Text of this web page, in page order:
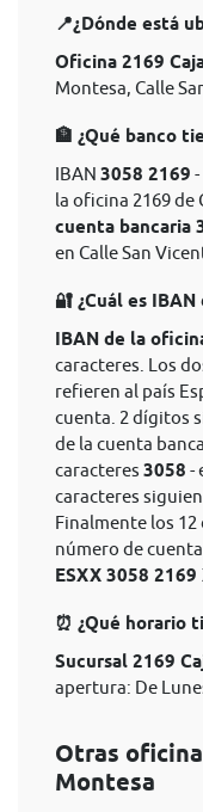
📍¿Dónde está
Oficina 2169
Montesa, Calle
🏦 ¿Qué banco
IBAN 3058 2169
la oficina 2169 de
cuenta bancaria
en Calle San
🔐 ¿Cuál es
IBAN de la
caracteres. Los
refieren al país
cuenta. 2 dígitos
de la cuenta
caracteres 3058 -
caracteres
Finalmente los
número de
ESXX 3058
⏰ ¿Qué horario
Sucursal 2169
apertura: De
Otras
Montesa